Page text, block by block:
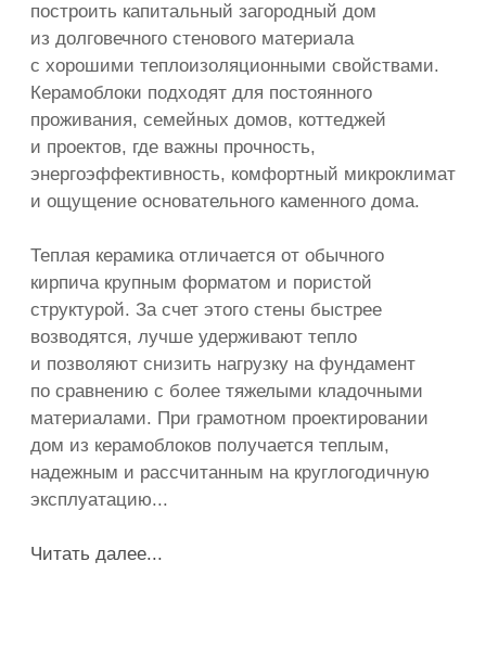
место под септик, скважину,
Проект можно адаптировать под
конкретный участок, чтобы
избежать проблем с посадкой дома
Понятная смета
до начала работ
В смете фиксируются основные
работы, материалы, комплектация,
этапы оплаты и условия изменения
стоимости. Это помогает заранее
оценить бюджет и избежать
ситуации, когда итоговая цена
дома заметно отличается
от первоначального расчета.